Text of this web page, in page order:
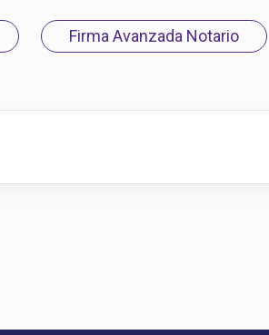
Firma Avanzada Notario